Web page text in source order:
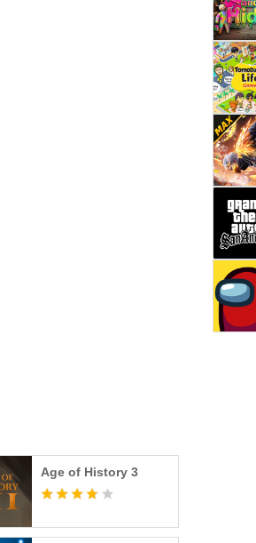
tu nombre para
Age of History 3